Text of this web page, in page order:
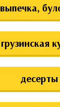
выпечка,
грузинская
десерты